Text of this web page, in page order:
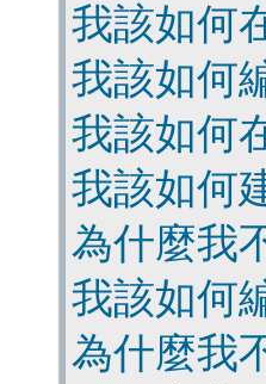
我該如何
我該如何
我該如何
我該如何
為什麼我
我該如何
為什麼我